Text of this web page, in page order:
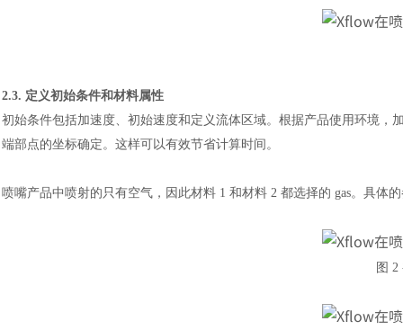
2.3. 定义初始条件和材料属性
初始条件包括加速度、初始速度和定义流体区域。根据产品使用环境，
端部点的坐标确定。这样可以有效节省计算时间。
喷嘴产品中喷射的只有空气，因此材料 1 和材料 2 都选择的 gas。具体
图 2